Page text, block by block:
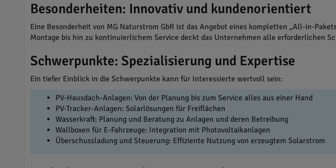
Besonderheiten: Innovativ und kundenorientiert
Eine Besonderheit von MG Naturstrom GbR ist das Angebot eines kompletten „All-in-
Montage bis hin zu kontinuierlichem Service deckt das Unternehmen alle erforderlichen
Schwerpunkte: Spezialisierung und Expertise
Ein tiefer Einblick in die Schwerpunkte kann für Interessierte wertvoll sein:
PV-Hausdach-Anlagen: Von der Planung bis zum Service alles aus einer Hand
PV-Tracker-Anlagen: Solarlösungen für Freiflächen
Wasserkraft: Planung und Beratung zu Anlagen und deren Betreibung
Wallboxen für E-Fahrzeuge: Integration mit Photovoltaikanlagen
Überschussladung und Steuerung: Effiziente Nutzung von erzeugtem Solarstrom